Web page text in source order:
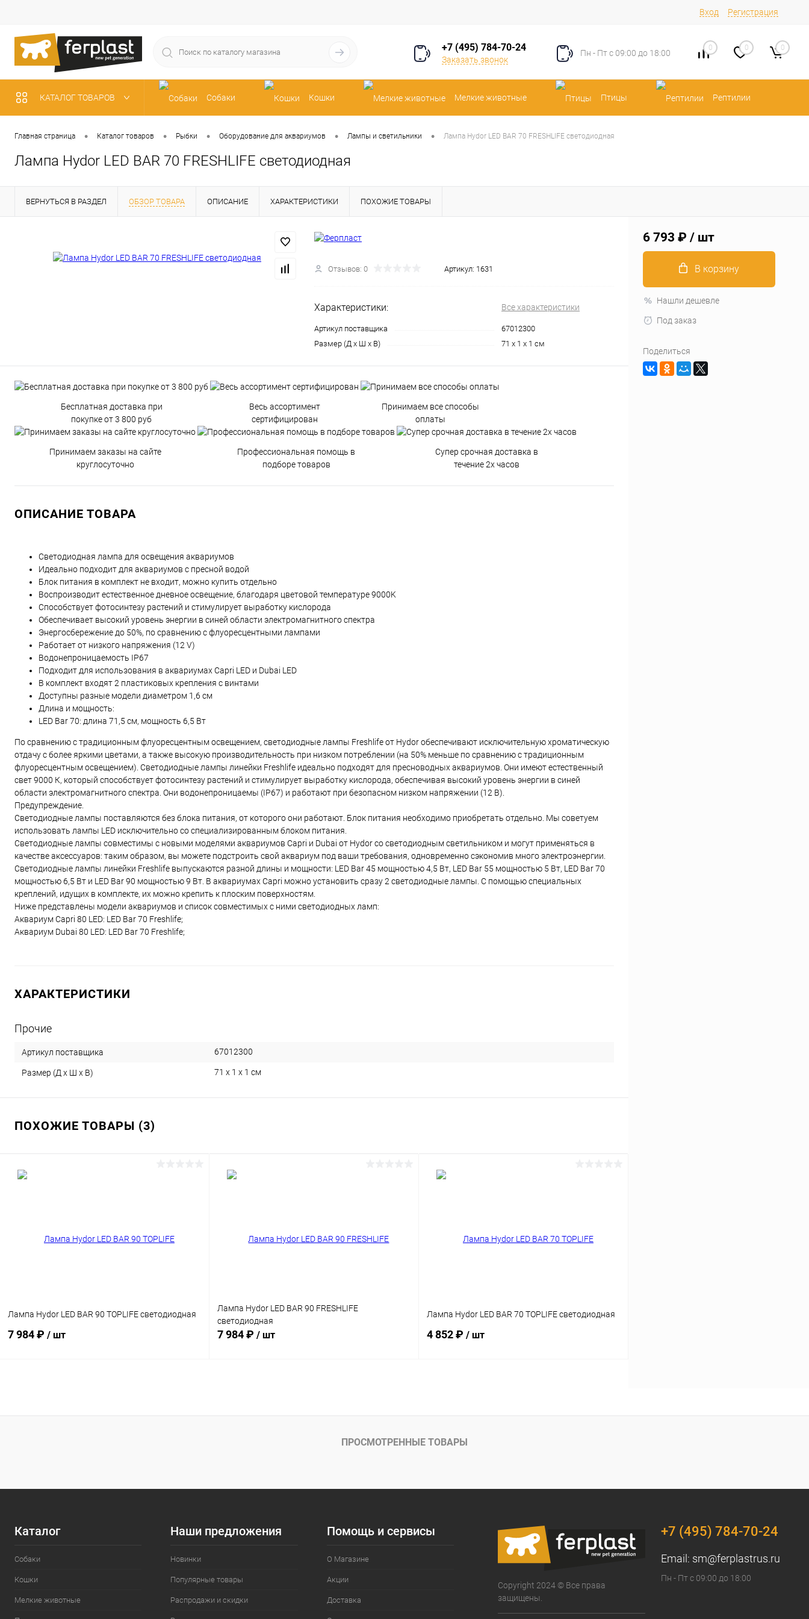
Вход Регистрация
+7 (495) 784-70-24
Заказать звонок
Пн - Пт с 09:00 до 18:00
0 0 0
КАТАЛОГ ТОВАРОВ Собаки Кошки Мелкие животные Птицы Рептилии
Рыбки
Главная страница • Каталог товаров • Рыбки • Оборудование для аквариумов • Лампы и светильники • Лампа Hydor LED BAR 70 FRESHLIFE светодиодная
Лампа Hydor LED BAR 70 FRESHLIFE светодиодная
ВЕРНУТЬСЯ В РАЗДЕЛ ОБЗОР ТОВАРА ОПИСАНИЕ ХАРАКТЕРИСТИКИ ПОХОЖИЕ ТОВАРЫ
Отзывов: 0 Артикул: 1631
Характеристики: Все характеристики
Артикул поставщика
67012300
Размер (Д х Ш х В)
71 х 1 х 1 см
Бесплатная доставка при
покупке от 3 800 руб
Весь ассортимент
сертифицирован
Принимаем все способы
оплаты
Принимаем заказы на сайте
круглосуточно
Профессиональная помощь в
подборе товаров
Супер срочная доставка в
течение 2х часов
ОПИСАНИЕ ТОВАРА
Светодиодная лампа для освещения аквариумов
Идеально подходит для аквариумов с пресной водой
Блок питания в комплект не входит, можно купить отдельно
Воспроизводит естественное дневное освещение, благодаря цветовой температуре 9000K
Способствует фотосинтезу растений и стимулирует выработку кислорода
Обеспечивает высокий уровень энергии в синей области электромагнитного спектра
Энергосбережение до 50%, по сравнению с флуоресцентными лампами
Работает от низкого напряжения (12 V)
Водонепроницаемость IP67
Подходит для использования в аквариумах Capri LED и Dubai LED
В комплект входят 2 пластиковых крепления с винтами
Доступны разные модели диаметром 1,6 см
Длина и мощность:
LED Bar 70: длина 71,5 см, мощность 6,5 Вт
По сравнению с традиционным флуоресцентным освещением, светодиодные лампы Freshlife от Hydor обеспечивают исключительную хроматическую
отдачу с более яркими цветами, а также высокую производительность при низком потреблении (на 50% меньше по сравнению с традиционным
флуоресцентным освещением). Светодиодные лампы линейки Freshlife идеально подходят для пресноводных аквариумов. Они имеют естественный
свет 9000 К, который способствует фотосинтезу растений и стимулирует выработку кислорода, обеспечивая высокий уровень энергии в синей
области электромагнитного спектра. Они водонепроницаемы (IP67) и работают при безопасном низком напряжении (12 В).
Предупреждение.
Светодиодные лампы поставляются без блока питания, от которого они работают. Блок питания необходимо приобретать отдельно. Мы советуем
использовать лампы LED исключительно со специализированным блоком питания.
Светодиодные лампы совместимы с новыми моделями аквариумов Capri и Dubai от Hydor со светодиодным светильником и могут применяться в
качестве аксессуаров: таким образом, вы можете подстроить свой аквариум под ваши требования, одновременно сэкономив много электроэнергии.
Светодиодные лампы линейки Freshlife выпускаются разной длины и мощности: LED Bar 45 мощностью 4,5 Вт, LED Bar 55 мощностью 5 Вт, LED Bar 70
мощностью 6,5 Вт и LED Bar 90 мощностью 9 Вт. В аквариумах Capri можно установить сразу 2 светодиодные лампы. С помощью специальных
креплений, идущих в комплекте, их можно крепить к плоским поверхностям.
Ниже представлены модели аквариумов и список совместимых с ними светодиодных ламп:
Аквариум Capri 80 LED: LED Bar 70 Freshlife;
Аквариум Dubai 80 LED: LED Bar 70 Freshlife;
ХАРАКТЕРИСТИКИ
Прочие
Артикул поставщика 67012300
Размер (Д х Ш х В) 71 х 1 х 1 см
ПОХОЖИЕ ТОВАРЫ (3)
Лампа Hydor LED BAR 90 TOPLIFE светодиодная
7 984 ₽ / шт
Сравнение
Лампа Hydor LED BAR 90 FRESHLIFE
светодиодная
7 984 ₽ / шт
Сравнение
Лампа Hydor LED BAR 70 TOPLIFE светодиодная
4 852 ₽ / шт
Сравнение
6 793 ₽ / шт
В корзину
Нашли дешевле
Под заказ
Поделиться
ПРОСМОТРЕННЫЕ ТОВАРЫ
Каталог
Собаки
Кошки
Мелкие животные
Наши предложения
Новинки
Популярные товары
Распродажи и скидки
Помощь и сервисы
О Магазине
Акции
Доставка
Copyright 2024 © Все права
защищены.
+7 (495) 784-70-24
Email: sm@ferplastrus.ru
Пн - Пт с 09:00 до 18:00